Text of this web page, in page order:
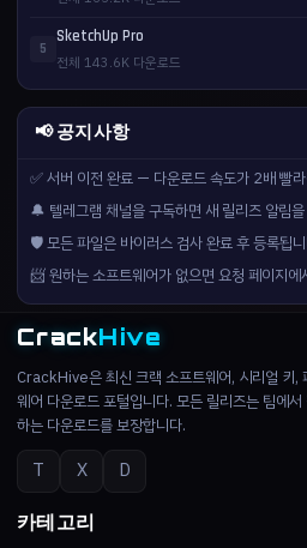
5
SketchUp Pro
전체 143.6K 다운로드
📢 공지사항
✅ 서버 이전 완료 — 다운로드 속도가 2배 빨
🔔 텔레그램 채널을 구독하면 새 릴리즈 알림
🛡️ 모든 파일은 바이러스 검사 완료 후 등록됩
📨 원하는 소프트웨어가 없으면 요청 페이지에
CrackHive
CrackHive은 최신 크랙 소프트웨어, 시리얼 키,
웨어 다운로드 포털입니다. 모든 릴리즈는 팀에
하는 다운로드를 보장합니다.
T X D
카테고리